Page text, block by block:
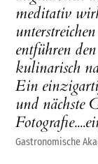
meditativ
entführen
kulinarisch
Ein
und nächste
Gastronomische